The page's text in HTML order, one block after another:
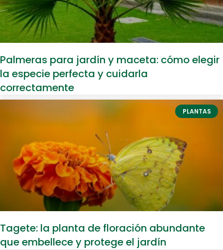
Palmeras para jardín y maceta: cómo elegir
la especie perfecta y cuidarla
correctamente
PLANTAS
Tagete: la planta de floración abundante
que embellece y protege el jardín